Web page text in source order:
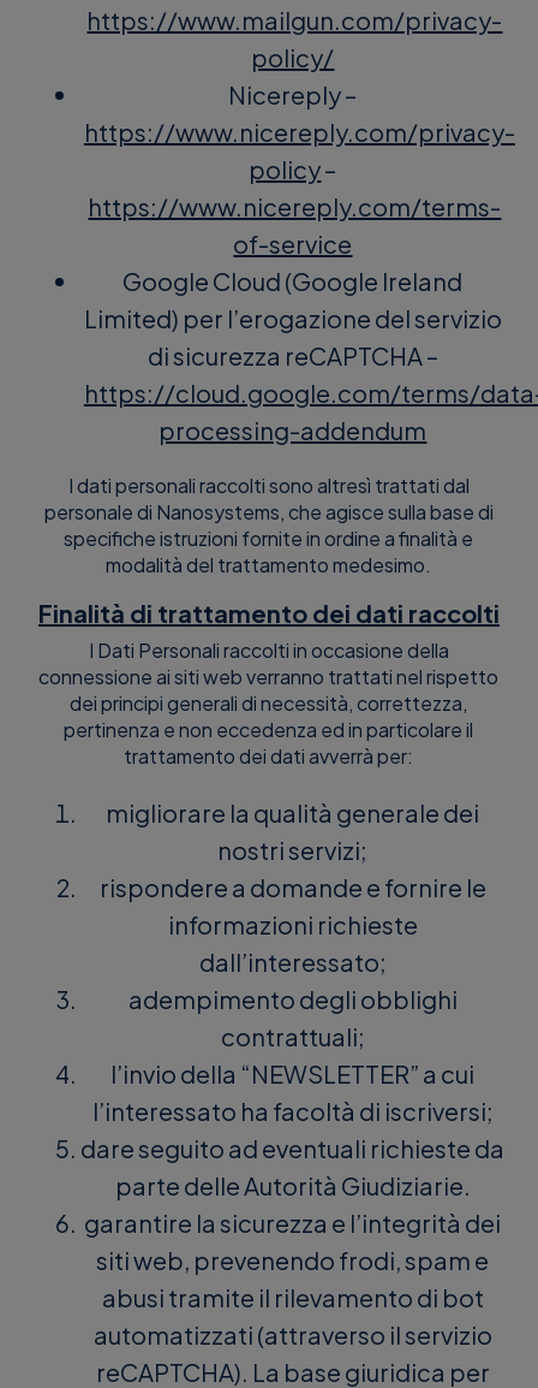
https://www.mailgun.com/privacy-
policy/
Nicereply –
https://www.nicereply.com/privacy-
policy–
https://www.nicereply.com/terms-
of-service
Google Cloud (Google Ireland
Limited) per l’erogazione del servizio
di sicurezza reCAPTCHA –
https://cloud.google.com/terms/
processing-addendum
I dati personali raccolti sono altresì trattati dal
personale di Nanosystems, che agisce sulla base di
specifiche istruzioni fornite in ordine a finalità e
modalità del trattamento medesimo.
Finalità di trattamento dei dati raccolti
I Dati Personali raccolti in occasione della
connessione ai siti web verranno trattati nel rispetto
dei principi generali di necessità, correttezza,
pertinenza e non eccedenza ed in particolare il
trattamento dei dati avverrà per:
migliorare la qualità generale dei
nostri servizi;
rispondere a domande e fornire le
informazioni richieste
dall’interessato;
adempimento degli obblighi
contrattuali;
l’invio della “NEWSLETTER” a cui
l’interessato ha facoltà di iscriversi;
dare seguito ad eventuali richieste da
parte delle Autorità Giudiziarie.
garantire la sicurezza e l’integrità dei
siti web, prevenendo frodi, spam e
abusi tramite il rilevamento di bot
automatizzati (attraverso il servizio
reCAPTCHA). La base giuridica per